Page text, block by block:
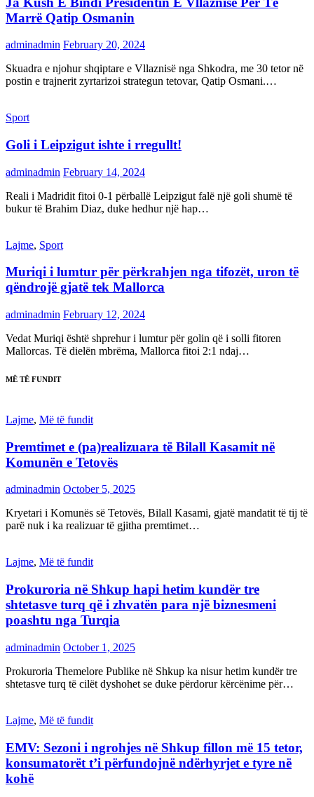
Marrë Qatip Osmanin
adminadmin February 20, 2024
Skuadra e njohur shqiptare e Vllaznisë nga Shkodra, me 30 tetor në
postin e trajnerit zyrtarizoi strategun tetovar, Qatip Osmani.…
Sport
Goli i Leipzigut ishte i rregullt!
adminadmin February 14, 2024
Reali i Madridit fitoi 0-1 përballë Leipzigut falë një goli shumë të
bukur të Brahim Diaz, duke hedhur një hap…
Lajme, Sport
Muriqi i lumtur për përkrahjen nga tifozët, uron të
qëndrojë gjatë tek Mallorca
adminadmin February 12, 2024
Vedat Muriqi është shprehur i lumtur për golin që i solli fitoren
Mallorcas. Të dielën mbrëma, Mallorca fitoi 2:1 ndaj…
MË TË FUNDIT
Lajme, Më të fundit
Premtimet e (pa)realizuara të Bilall Kasamit në
Komunën e Tetovës
adminadmin October 5, 2025
Kryetari i Komunës së Tetovës, Bilall Kasami, gjatë mandatit të tij të
parë nuk i ka realizuar të gjitha premtimet…
Lajme, Më të fundit
Prokuroria në Shkup hapi hetim kundër tre
shtetasve turq që i zhvatën para një biznesmeni
poashtu nga Turqia
adminadmin October 1, 2025
Prokuroria Themelore Publike në Shkup ka nisur hetim kundër tre
shtetasve turq të cilët dyshohet se duke përdorur kërcënime për…
Lajme, Më të fundit
EMV: Sezoni i ngrohjes në Shkup fillon më 15 tetor,
konsumatorët t’i përfundojnë ndërhyrjet e tyre në
kohë